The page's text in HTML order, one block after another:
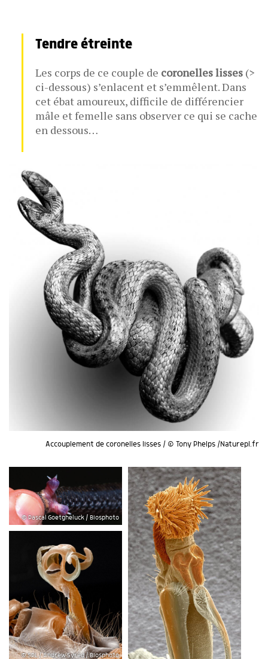
Tendre étreinte
Les corps de ce couple de coronelles lisses (>
ci-dessous) s’enlacent et s’emmêlent. Dans
cet ébat amoureux, difficile de différencier
mâle et femelle sans observer ce qui se cache
en dessous…
Accouplement de coronelles lisses / © Tony Phelps /Naturepl.fr
© Pascal Goetgheluck / Biosphoto
© SPL / Andrew Syred / Biosphoto